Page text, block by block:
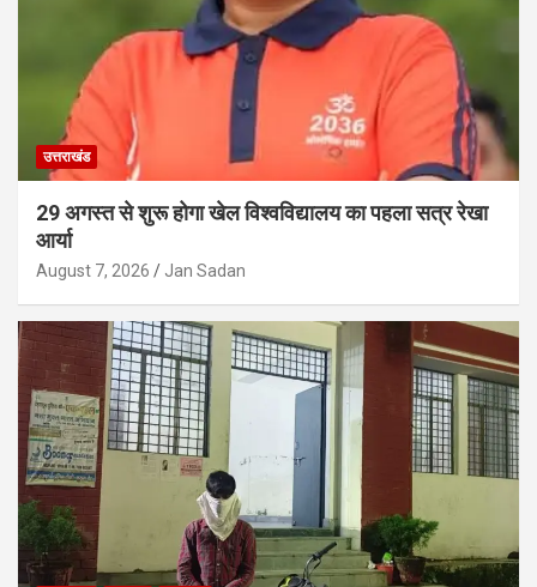
उत्तराखंड
29 अगस्त से शुरू होगा खेल विश्वविद्यालय का पहला सत्र रेखा
आर्या
August 7, 2026 Jan Sadan